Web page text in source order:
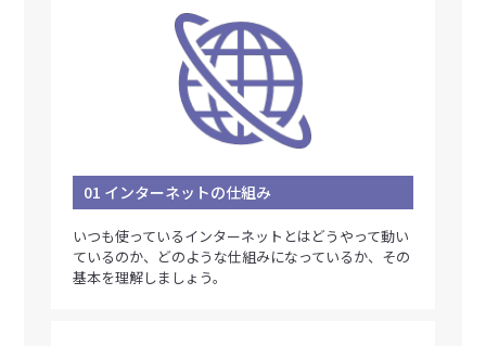
01 インターネットの仕組み
いつも使っているインターネットとはどうやって動い
ているのか、どのような仕組みになっているか、その
基本を理解しましょう。